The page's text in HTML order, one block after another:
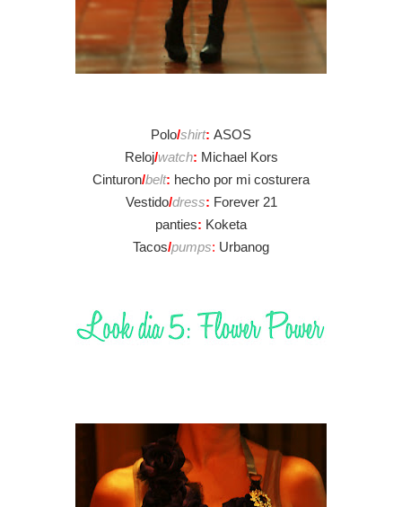
Polo/shirt: ASOS
Reloj/watch: Michael Kors
Cinturon/belt: hecho por mi costurera
Vestido/dress: Forever 21
panties: Koketa
Tacos/pumps: Urbanog